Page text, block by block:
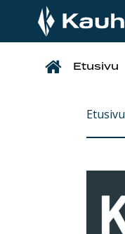
Päävalikko
Etusivu
Etusivu